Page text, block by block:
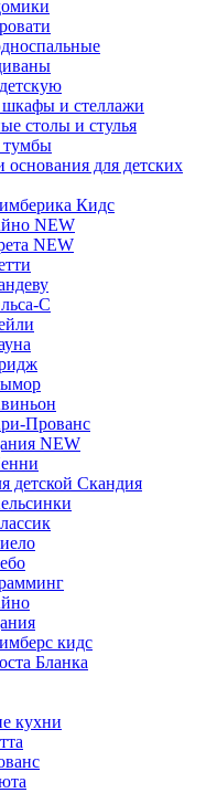
и стеллажи
столы и стулья
для детских
Кидс
NEW
NEW
С
Прованс
NEW
детской Скандия
кидс
Бланка
кухни